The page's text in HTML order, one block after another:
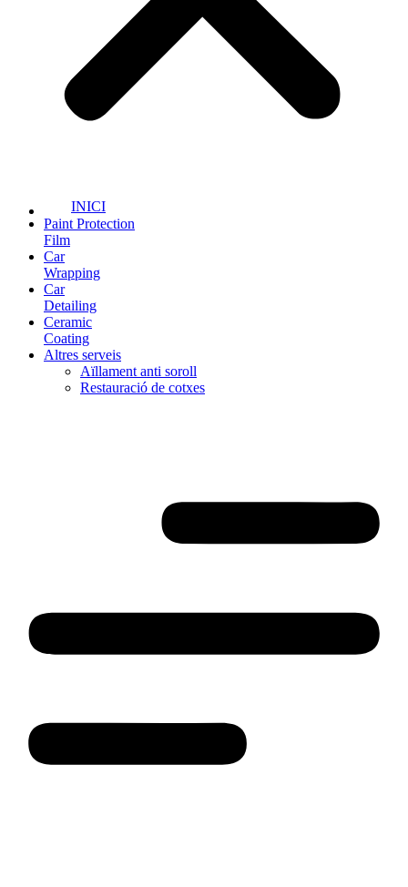
INICI
Paint Protection
Film
Car
Wrapping
Car
Detailing
Ceramic
Coating
Altres serveis
Aïllament anti soroll
Restauració de cotxes